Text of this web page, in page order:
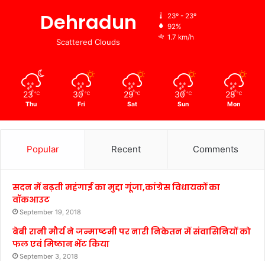
Dehradun
Scattered Clouds
23º - 23º
92%
1.7 km/h
23 ℃
Thu
30 ℃
Fri
29 ℃
Sat
30 ℃
Sun
28 ℃
Mon
Popular Recent Comments
सदन में बढ़ती महंगाई का मुद्दा गूंजा,कांग्रेस विधायकों का
वॉकआउट
September 19, 2018
बेबी रानी मौर्य ने जन्माष्टमी पर नारी निकेतन में संवासिनियों को
फल एवं मिष्ठान भेंट किया
September 3, 2018